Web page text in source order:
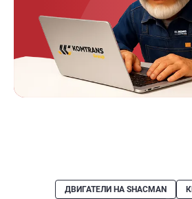
ДВИГАТЕЛИ НА SHACMAN